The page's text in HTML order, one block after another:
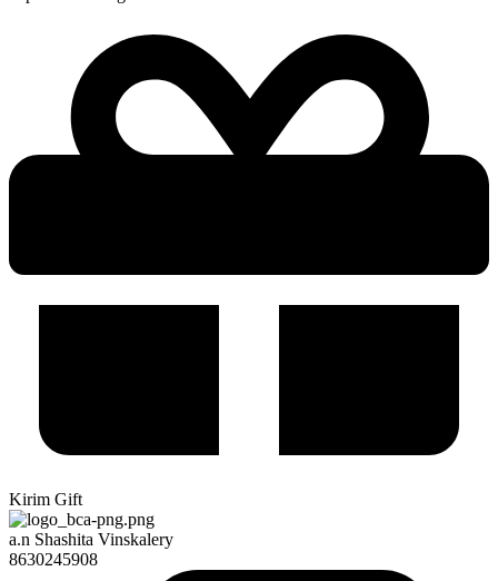
Kirim Gift
a.n Shashita Vinskalery
8630245908